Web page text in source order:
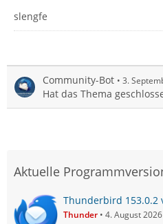
slengfe
Community-Bot 3.
Hat das Thema
Aktuelle
Thunderbird 153.0.2
Thunder 4. August